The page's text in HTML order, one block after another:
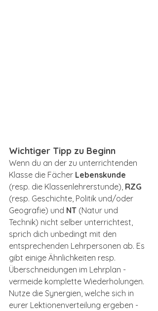
Wichtiger Tipp zu Beginn
Wenn du an der zu unterrichtenden
Klasse die Fächer Lebenskunde
(resp. die Klassenlehrerstunde), RZG
(resp. Geschichte, Politik und/oder
Geografie) und NT (Natur und
Technik) nicht selber unterrichtest,
sprich dich unbedingt mit den
entsprechenden Lehrpersonen ab. Es
gibt einige Ähnlichkeiten resp.
Überschneidungen im Lehrplan -
vermeide komplette Wiederholungen.
Nutze die Synergien, welche sich in
eurer Lektionenverteilung ergeben -